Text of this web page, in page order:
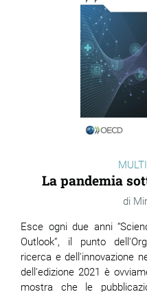
La pandemia
Esce ogni due anni
Outlook”, il punto
ricerca e dell'innovazione
dell'edizione 2021 è
mostra che le